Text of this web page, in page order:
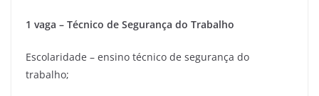
1 vaga – Técnico de Segurança do Trabalho
Escolaridade – ensino técnico de segurança do
trabalho;